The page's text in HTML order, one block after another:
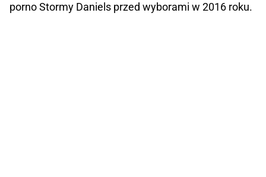
porno Stormy Daniels przed wyborami w 2016 roku.